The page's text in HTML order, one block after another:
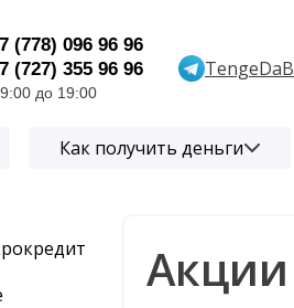
(778) 096 96 96
(727) 355 96 96
до 19:00
Как получить деньги